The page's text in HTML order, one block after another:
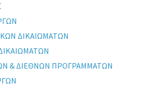
ΔΙΚΑΙΩΜΑΤΩΝ
& ΔΙΕΘΝΩΝ ΠΡΟΓΡΑΜΜΑΤΩΝ